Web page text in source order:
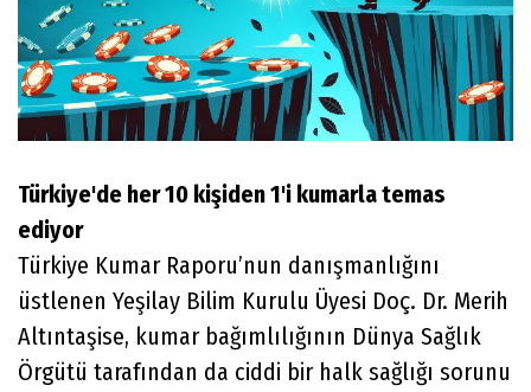
Türkiye'de her 10 kişiden 1'i kumarla temas
ediyor
Türkiye Kumar Raporu’nun danışmanlığını
üstlenen Yeşilay Bilim Kurulu Üyesi Doç. Dr. Merih
Altıntaşise, kumar bağımlılığının Dünya Sağlık
Örgütü tarafından da ciddi bir halk sağlığı sorunu